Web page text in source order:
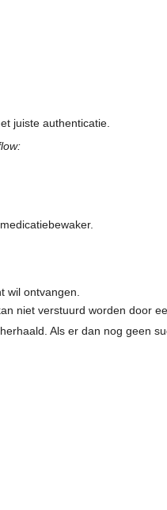
juiste authenticatie.
wil ontvangen.
niet verstuurd worden door
Als er dan nog geen